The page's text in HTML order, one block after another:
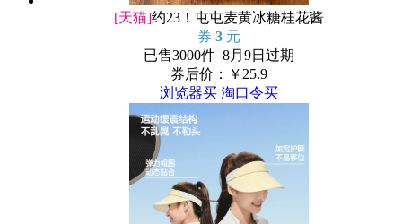
[天猫]约23！屯屯麦黄冰糖桂花酱
券 3 元
已售3000件 8月9日过期
券后价：￥ 25.9
浏览器买 淘口令买